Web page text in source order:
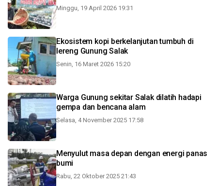
Minggu, 19 April 2026 19:31
Ekosistem kopi berkelanjutan tumbuh di
lereng Gunung Salak
Senin, 16 Maret 2026 15:20
Warga Gunung sekitar Salak dilatih hadapi
gempa dan bencana alam
Selasa, 4 November 2025 17:58
Menyulut masa depan dengan energi panas
bumi
Rabu, 22 Oktober 2025 21:43